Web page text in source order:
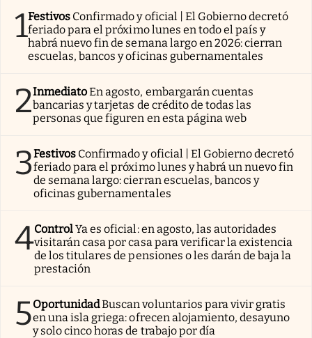
1Festivos Confirmado y oficial | El Gobierno decretó
feriado para el próximo lunes en todo el país y
habrá nuevo fin de semana largo en 2026: cierran
escuelas, bancos y oficinas gubernamentales
2InmediatoEn agosto, embargarán cuentas
bancarias y tarjetas de crédito de todas las
personas que figuren en esta página web
3Festivos Confirmado y oficial | El Gobierno decretó
feriado para el próximo lunes y habrá un nuevo fin
de semana largo: cierran escuelas, bancos y
oficinas gubernamentales
4ControlYa es oficial: en agosto, las autoridades
visitarán casa por casa para verificar la existencia
de los titulares de pensiones o les darán de baja la
prestación
5OportunidadBuscan voluntarios para vivir gratis
en una isla griega: ofrecen alojamiento, desayuno
y solo cinco horas de trabajo por día